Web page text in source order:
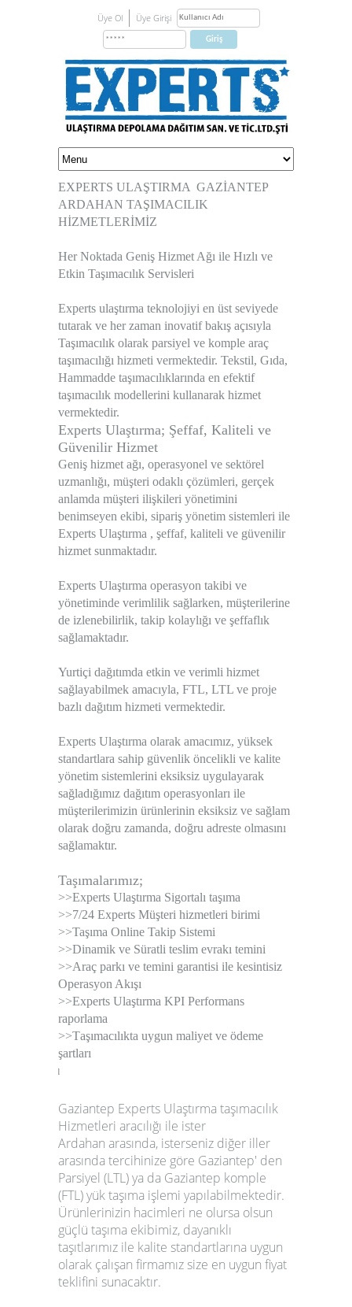
Üye Ol Üye Girişi
EXPERTS ULAŞTIRMA GAZİANTEP
ARDAHAN TAŞIMACILIK
HİZMETLERİMİZ
Her Noktada Geniş Hizmet Ağı ile Hızlı ve
Etkin Taşımacılık Servisleri
Experts ulaştırma teknolojiyi en üst seviyede
tutarak ve her zaman inovatif bakış açısıyla
Taşımacılık olarak parsiyel ve komple araç
taşımacılığı hizmeti vermektedir. Tekstil, Gıda,
Hammadde taşımacılıklarında en efektif
taşımacılık modellerini kullanarak hizmet
vermektedir.
Experts Ulaştırma; Şeffaf, Kaliteli ve
Güvenilir Hizmet
Geniş hizmet ağı, operasyonel ve sektörel
uzmanlığı, müşteri odaklı çözümleri, gerçek
anlamda müşteri ilişkileri yönetimini
benimseyen ekibi, sipariş yönetim sistemleri ile
Experts Ulaştırma , şeffaf, kaliteli ve güvenilir
hizmet sunmaktadır.
Experts Ulaştırma operasyon takibi ve
yönetiminde verimlilik sağlarken, müşterilerine
de izlenebilirlik, takip kolaylığı ve şeffaflık
sağlamaktadır.
Yurtiçi dağıtımda etkin ve verimli hizmet
sağlayabilmek amacıyla, FTL, LTL ve proje
bazlı dağıtım hizmeti vermektedir.
Experts Ulaştırma olarak amacımız, yüksek
standartlara sahip güvenlik öncelikli ve kalite
yönetim sistemlerini eksiksiz uygulayarak
sağladığımız dağıtım operasyonları ile
müşterilerimizin ürünlerinin eksiksiz ve sağlam
olarak doğru zamanda, doğru adreste olmasını
sağlamaktır.
Taşımalarımız;
>>Experts Ulaştırma Sigortalı taşıma
>>7/24 Experts Müşteri hizmetleri birimi
>>Taşıma Online Takip Sistemi
>>Dinamik ve Süratli teslim evrakı temini
>>Araç parkı ve temini garantisi ile kesintisiz
Operasyon Akışı
>>Experts Ulaştırma KPI Performans
raporlama
>>Taşımacılıkta uygun maliyet ve ödeme
şartları
Gaziantep Experts Ulaştırma taşımacılık
Hizmetleri aracılığı ile ister
Ardahan arasında, isterseniz diğer iller
arasında tercihinize göre Gaziantep' den
Parsiyel (LTL) ya da Gaziantep komple
(FTL) yük taşıma işlemi yapılabilmektedir.
Ürünlerinizin hacimleri ne olursa olsun
güçlü taşıma ekibimiz, dayanıklı
taşıtlarımız ile kalite standartlarına uygun
olarak çalışan firmamız size en uygun fiyat
teklifini sunacaktır.